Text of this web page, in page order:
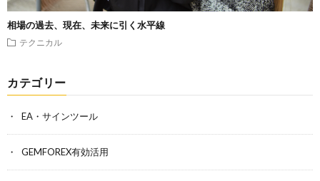
相場の過去、現在、未来に引く水平線
テクニカル
カテゴリー
EA・サインツール
GEMFOREX有効活用